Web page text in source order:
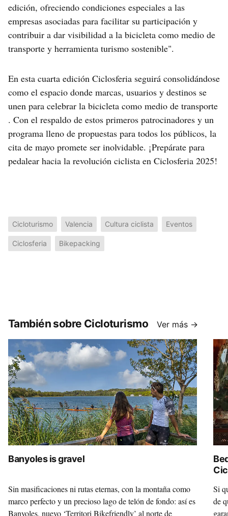
edición, ofreciendo condiciones especiales a las
empresas asociadas para facilitar su participación y
contribuir a dar visibilidad a la bicicleta como medio de
transporte y herramienta turismo sostenible".
En esta cuarta edición Ciclosferia seguirá consolidándose
como el espacio donde marcas, usuarios y destinos se
unen para celebrar la bicicleta como medio de transporte
. Con el respaldo de estos primeros patrocinadores y un
programa lleno de propuestas para todos los públicos, la
cita de mayo promete ser inolvidable. ¡Prepárate para
pedalear hacia la revolución ciclista en Ciclosferia 2025!
Cicloturismo Valencia Cultura ciclista Eventos
Ciclosferia Bikepacking
También sobre Cicloturismo Ver más →
Banyoles is gravel
Sin masificaciones ni rutas eternas, con la montaña como
marco perfecto y un precioso lago de telón de fondo: así es
Banyoles, nuevo ‘Territori Bikefriendly’ al norte de
Si
de